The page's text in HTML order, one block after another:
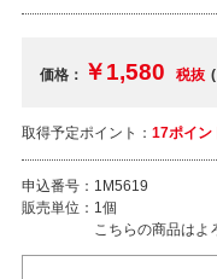
価格： ￥1,580 税抜
取得予定ポイント： 17ポイン
申込番号： 1M5619
販売単位： 1個
こちらの商品はよ